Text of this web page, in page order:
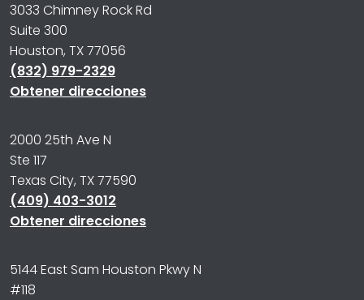
3033 Chimney Rock Rd
Suite 300
Houston, TX 77056
(832) 979-2329
Obtener direcciones
2000 25th Ave N
Ste 117
Texas City, TX 77590
(409) 403-3012
Obtener direcciones
5144 East Sam Houston Pkwy N
#118